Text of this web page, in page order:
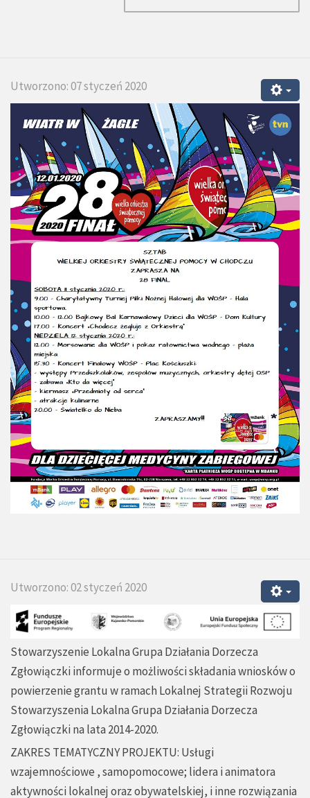
Utworzono: 07 styczeń 2020
Utworzono: 02 styczeń 2020
Stowarzyszenie Lokalna Grupa Działania Dorzecza
Zgłowiączki informuje o możliwości składania wniosków o
powierzenie grantu w ramach Lokalnej Strategii Rozwoju
Stowarzyszenia Lokalna Grupa Działania Dorzecza
Zgłowiączki na lata 2014-2020.
ZAKRES TEMATYCZNY PROJEKTU: Usługi
wzajemnościowe , samopomocowe; lidera i animatora
aktywności lokalnej oraz obywatelskiej, i inne rozwiązania